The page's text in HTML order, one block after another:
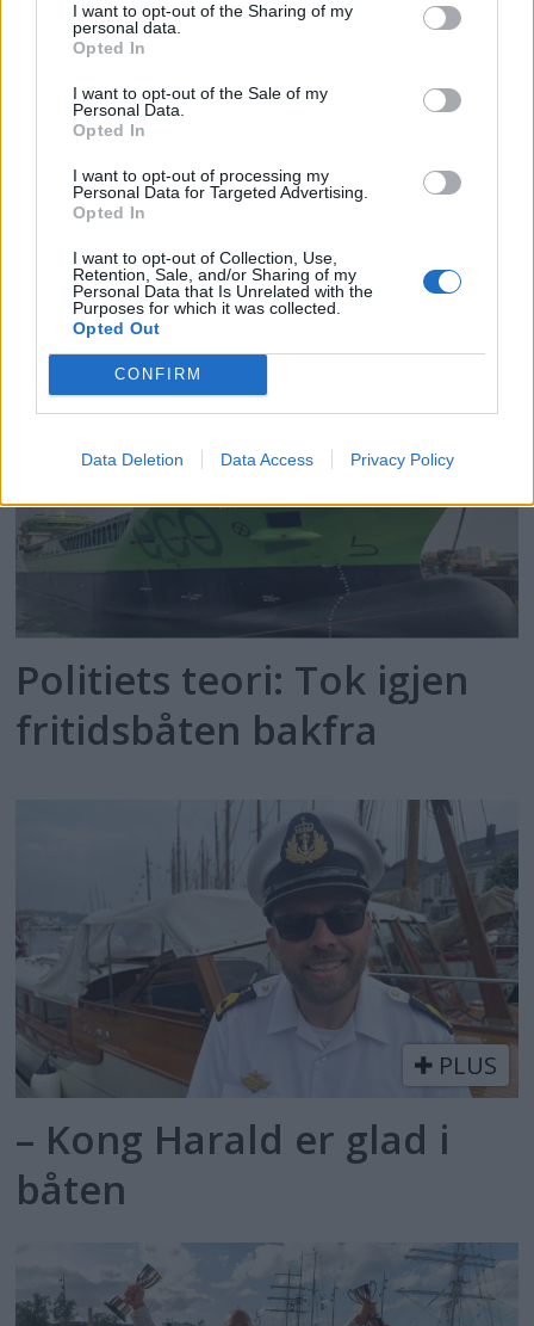
I want to opt-out of the Sharing of my
personal data.
Opted In
I want to opt-out of the Sale of my
Personal Data.
Opted In
I want to opt-out of processing my
Personal Data for Targeted Advertising.
Opted In
I want to opt-out of Collection, Use,
Retention, Sale, and/or Sharing of my
Personal Data that Is Unrelated with the
Purposes for which it was collected.
Opted Out
CONFIRM
Data Deletion Data Access Privacy Policy
PLUS
Satser på Sting, øker
salget
Politiets teori: Tok igjen
fritidsbåten bakfra
PLUS
– Kong Harald er glad i
båten